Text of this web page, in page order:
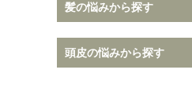
髪の悩みから探す
ノーマル
髪の悩みから探す
頭皮の悩みから探す